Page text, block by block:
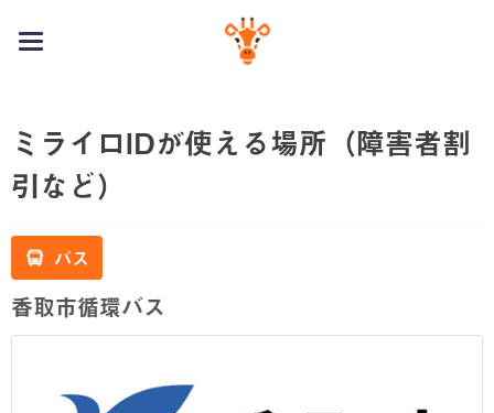
toggle
ミライロIDが使える場所（障害者割
引など）
バス
香取市循環バス